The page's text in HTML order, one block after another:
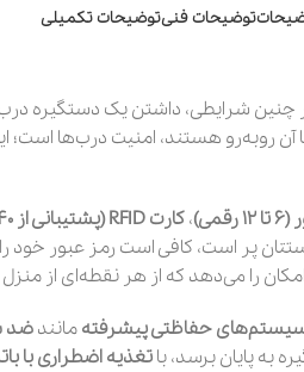
توضیحات فنیتوضیحات تکمیلی
شرایطی، داشتن یک دستگیره
،کارت RFID (پشتیبانی از 40 کارت)
را می‌دهد که از هر نقطه‌ای از منزل
حفاظتی پیشرفتهمانندضد
پایان برسد، باتغذیه اضطراری با